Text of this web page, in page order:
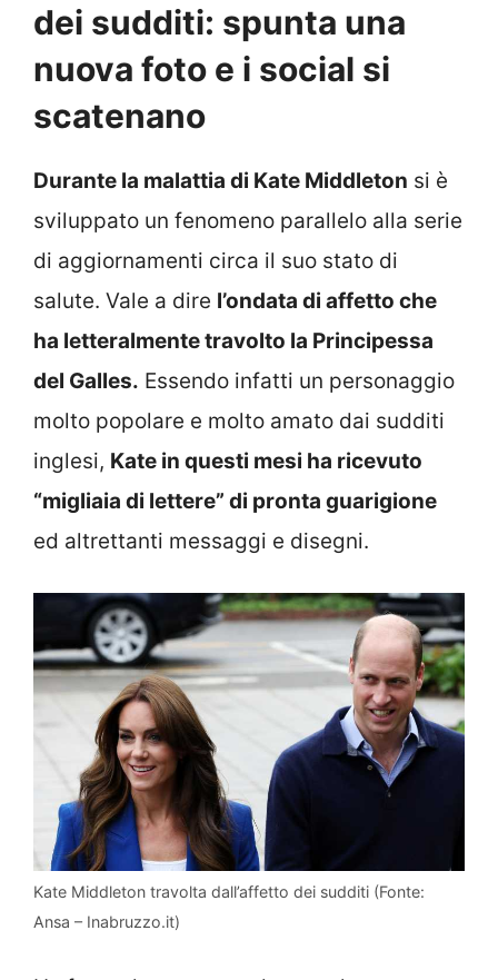
dei sudditi: spunta una
nuova foto e i social si
scatenano
Durante la malattia di Kate Middleton si è
sviluppato un fenomeno parallelo alla serie
di aggiornamenti circa il suo stato di
salute. Vale a dire l’ondata di affetto che
ha letteralmente travolto la Principessa
del Galles. Essendo infatti un personaggio
molto popolare e molto amato dai sudditi
inglesi, Kate in questi mesi ha ricevuto
“migliaia di lettere” di pronta guarigione
ed altrettanti messaggi e disegni.
Kate Middleton travolta dall’affetto dei sudditi (Fonte:
Ansa – Inabruzzo.it)